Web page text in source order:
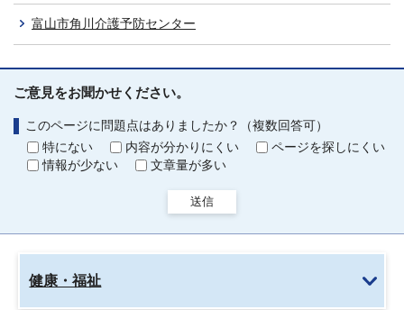
富山市角川介護予防センター
ご意見をお聞かせください。
このページに問題点はありましたか？（複数回答可）
特にない
内容が分かりにくい
ページを探しにくい
情報が少ない
文章量が多い
送信
健康・福祉